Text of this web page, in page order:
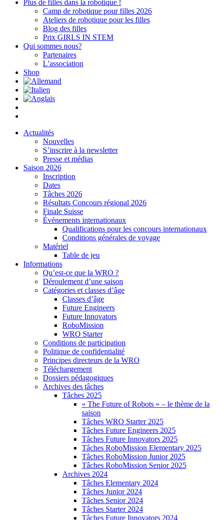
Plus de filles dans la robotique !
Camp de robotique pour filles 2026
Ateliers de robotique pour les filles
Blog des filles
Prix GIRLS IN STEM
Qui sommes nous?
Partenaires
L’association
Shop
Actualités
Nouvelles
S’inscrire à la newsletter
Presse et médias
Saison 2026
Inscription
Dates
Tâches 2026
Résultats Concours régional 2026
Finale Suisse
Événements internationaux
Qualifications pour les concours internationaux
Conditions générales de voyage
Matériel
Table de jeu
Informations
Qu’est-ce que la WRO ?
Déroulement d’une saison
Catégories et classes d’âge
Classes d’âge
Future Engineers
Future Innovators
RoboMission
WRO Starter
Conditions de participation
Politique de confidentialité
Principes directeurs de la WRO
Téléchargement
Dossiers pédagogiques
Archives des tâches
Tâches 2025
« The Future of Robots » – le thème de la
saison
Tâches WRO Starter 2025
Tâches Future Engineers 2025
Tâches Future Innovators 2025
Tâches RoboMission Elementary 2025
Tâches RoboMission Junior 2025
Tâches RoboMission Senior 2025
Archives 2024
Tâches Elementary 2024
Tâches Junior 2024
Tâches Senior 2024
Tâches Starter 2024
Tâches Future Innovators 2024